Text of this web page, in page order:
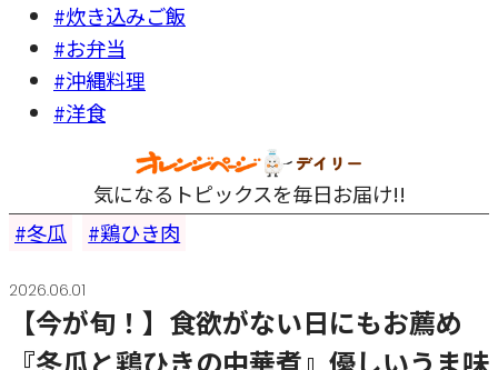
#炊き込みご飯
#お弁当
#沖縄料理
#洋食
気になるトピックスを毎日お届け!!
冬瓜
鶏ひき肉
2026.06.01
【今が旬！】食欲がない日にもお薦め
『冬瓜と鶏ひきの中華煮』優しいうま味